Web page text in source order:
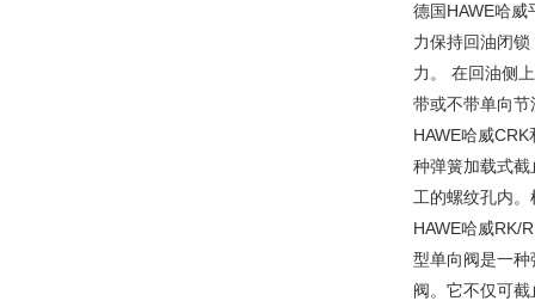
德国HAWE哈
力保持回油闭
力。 在回油侧
带或不带单向
HAWE哈威
种弹簧加载式
工的螺纹孔内
HAWE哈威RK/
型单向阀是一
阀。它不仅可